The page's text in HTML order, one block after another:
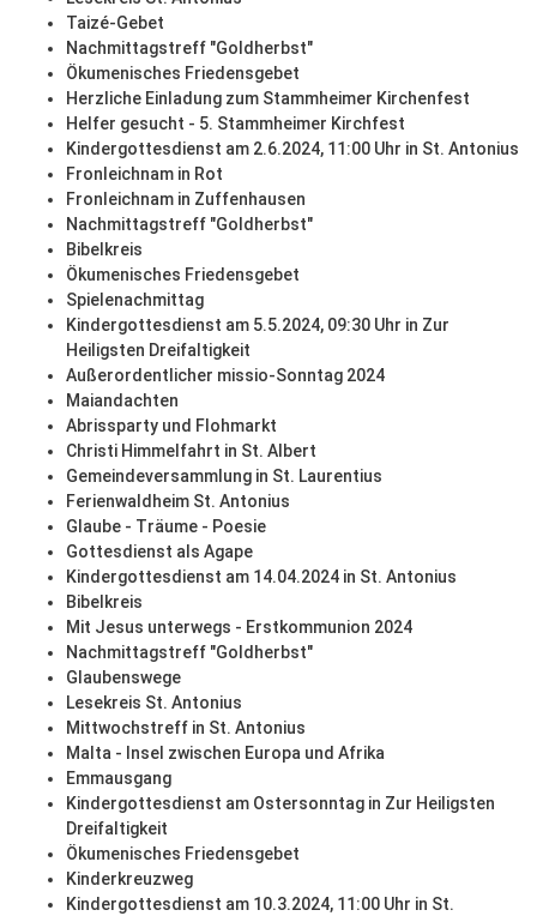
Taizé-Gebet
Nachmittagstreff "Goldherbst"
Ökumenisches Friedensgebet
Herzliche Einladung zum Stammheimer Kirchenfest
Helfer gesucht - 5. Stammheimer Kirchfest
Kindergottesdienst am 2.6.2024, 11:00 Uhr in St. Antonius
Fronleichnam in Rot
Fronleichnam in Zuffenhausen
Nachmittagstreff "Goldherbst"
Bibelkreis
Ökumenisches Friedensgebet
Spielenachmittag
Kindergottesdienst am 5.5.2024, 09:30 Uhr in Zur
Heiligsten Dreifaltigkeit
Außerordentlicher missio-Sonntag 2024
Maiandachten
Abrissparty und Flohmarkt
Christi Himmelfahrt in St. Albert
Gemeindeversammlung in St. Laurentius
Ferienwaldheim St. Antonius
Glaube - Träume - Poesie
Gottesdienst als Agape
Kindergottesdienst am 14.04.2024 in St. Antonius
Bibelkreis
Mit Jesus unterwegs - Erstkommunion 2024
Nachmittagstreff "Goldherbst"
Glaubenswege
Lesekreis St. Antonius
Mittwochstreff in St. Antonius
Malta - Insel zwischen Europa und Afrika
Emmausgang
Kindergottesdienst am Ostersonntag in Zur Heiligsten
Dreifaltigkeit
Ökumenisches Friedensgebet
Kinderkreuzweg
Kindergottesdienst am 10.3.2024, 11:00 Uhr in St.